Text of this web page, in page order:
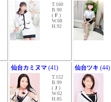
T.160
B.90
( F )
W.68
H.92
仙台カミヌマ (41)
T.152
B.99
( J )
W.62
H.85
仙台ツキ (44)